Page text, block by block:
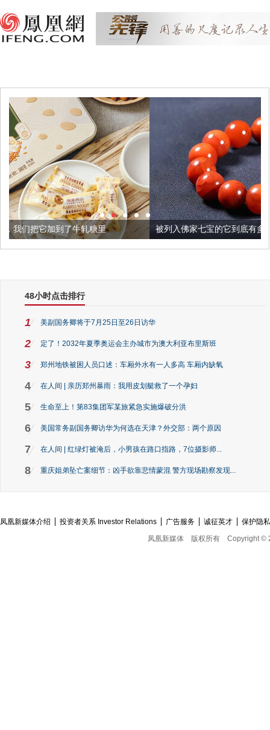
糖里 被列入佛家七宝的它到底有多美？
48小时点击排行
1 美副国务卿将于7月25日至26日访华
2 定了！2032年夏季奥运会主办城市为澳大利亚布里斯班
3 郑州地铁被困人员口述：车厢外水有一人多高 车厢内缺氧
4 在人间 | 亲历郑州暴雨：我用皮划艇救了一个孕妇
5 生命至上！第83集团军某旅紧急实施爆破分洪
6 美国常务副国务卿访华为何选在天津？外交部：两个原因
7 在人间 | 红绿灯被淹后，小男孩在路口指路，7位摄影师...
8 重庆姐弟坠亡案细节：凶手欲靠悲情蒙混 警方现场勘察发现...
凤凰新媒体介绍 投资者关系 Investor Relations 广告服务 诚征英才
保护隐
凤凰新媒体
版权所有 Copyright ©